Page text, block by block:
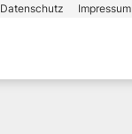
Datenschutz Impressum